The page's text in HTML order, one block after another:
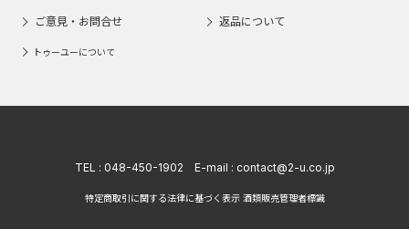
ご意見・お問合せ 返品について
トゥーユーについて
TEL : 048-450-1902 E-mail : contact@2-u.co.jp
特定商取引に関する法律に基づく表示 酒類販売管理者標識